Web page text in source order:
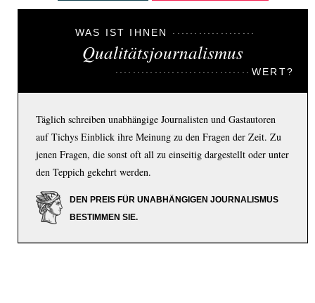
WAS IST IHNEN
Qualitätsjournalismus
WERT?
Täglich schreiben unabhängige Journalisten und Gastautoren
auf Tichys Einblick ihre Meinung zu den Fragen der Zeit. Zu
jenen Fragen, die sonst oft all zu einseitig dargestellt oder unter
den Teppich gekehrt werden.
DEN PREIS FÜR UNABHÄNGIGEN JOURNALISMUS
BESTIMMEN SIE.